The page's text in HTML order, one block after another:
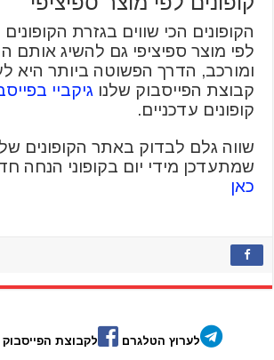
הקופונים הכי שווים בגזרת
לפי מוצר ספיציפי גם להשיג אותם
ומורכב, הדרך הפשוטה ביותר היא
קבוצת הפייסבוק שלנו גיקביי
קופונים עדכניים.
שווה גלם לבדוק באתר הקופונים
שמתעדכן מידי יום בקופוני הנחה
כאן
לערוץ הטלגרם לקבוצת הפייסבוק